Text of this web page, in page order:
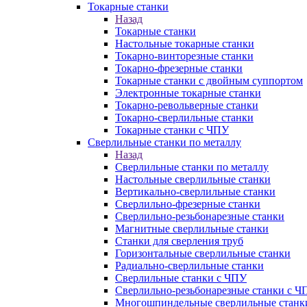
Токарные станки
Назад
Токарные станки
Настольные токарные станки
Токарно-винторезные станки
Токарно-фрезерные станки
Токарные станки с двойным суппортом
Электронные токарные станки
Токарно-револьверные станки
Токарно-сверлильные станки
Токарные станки с ЧПУ
Сверлильные станки по металлу
Назад
Сверлильные станки по металлу
Настольные сверлильные станки
Вертикально-сверлильные станки
Сверлильно-фрезерные станки
Сверлильно-резьбонарезные станки
Магнитные сверлильные станки
Станки для сверления труб
Горизонтальные сверлильные станки
Радиально-сверлильные станки
Сверлильные станки с ЧПУ
Сверлильно-резьбонарезные станки с
Многошпиндельные сверлильные